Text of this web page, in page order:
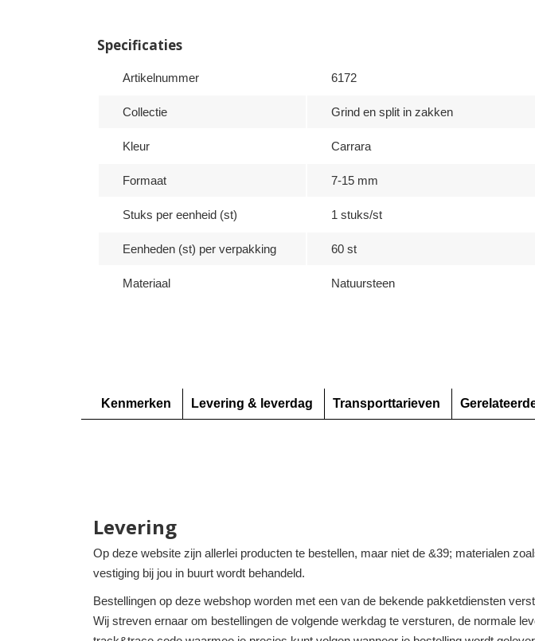
Specificaties
Artikelnummer 6172
Collectie Grind en split in zakken
Kleur Carrara
Formaat 7-15 mm
Stuks per eenheid (st) 1 stuks/st
Eenheden (st) per verpakking 60 st
Materiaal Natuursteen
Kenmerken Levering & leverdag Transporttarieven
Levering
Op deze website zijn allerlei producten te bestellen, maar niet de &39; materialen
vestiging bij jou in buurt wordt behandeld.
Bestellingen op deze webshop worden met een van de bekende pakketdiensten
Wij streven ernaar om bestellingen de volgende werkdag te versturen, de normale